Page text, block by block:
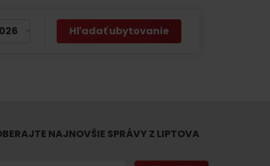
Hľadať ubytovanie
NAJNOVŠIE SPRÁVY Z LIPTOVA